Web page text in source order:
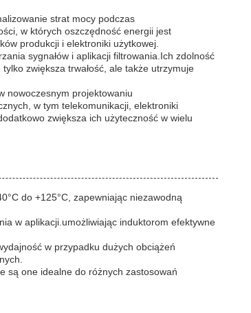
strat mocy podczas
w których oszczędność energii jest
produkcji i elektroniki użytkowej.
sygnałów i aplikacji filtrowania.Ich zdolność
zwiększa trwałość, ale także utrzymuje
nowoczesnym projektowaniu
w tym telekomunikacji, elektroniki
zwiększa ich użyteczność w wielu
do +125°C, zapewniając niezawodną
w aplikacji.umożliwiając induktorom efektywne
w przypadku dużych obciążeń
są one idealne do różnych zastosowań